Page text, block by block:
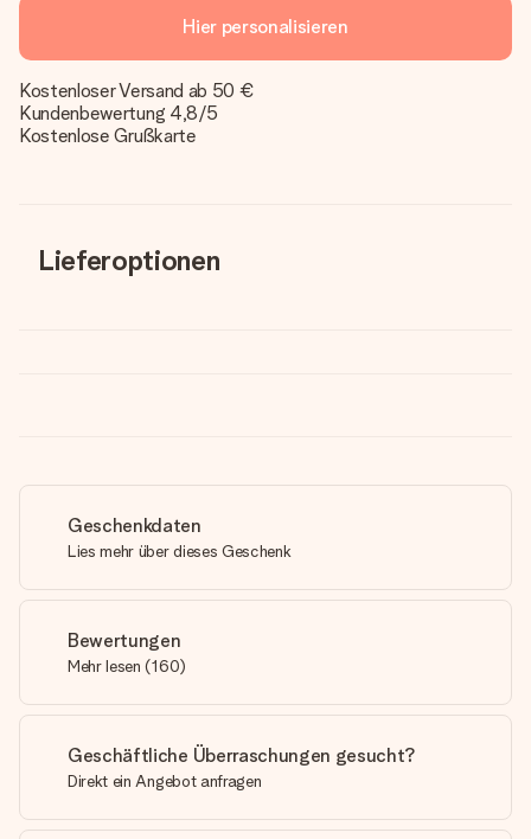
Hier personalisieren
Kostenloser Versand ab 50 €
Kundenbewertung 4,8/5
Kostenlose Grußkarte
Lieferoptionen
Geschenkdaten
Lies mehr über dieses Geschenk
Bewertungen
Mehr lesen (160)
Geschäftliche Überraschungen gesucht?
Direkt ein Angebot anfragen